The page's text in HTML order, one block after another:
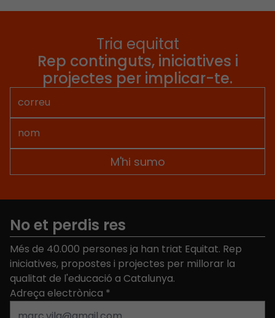
Tria equitat
Rep continguts, iniciatives i
projectes per implicar-te.
No et perdis res
Més de 40.000 persones ja han triat Equitat. Rep
iniciatives, propostes i projectes per millorar la
qualitat de l'educació a Catalunya.
Adreça electrònica *